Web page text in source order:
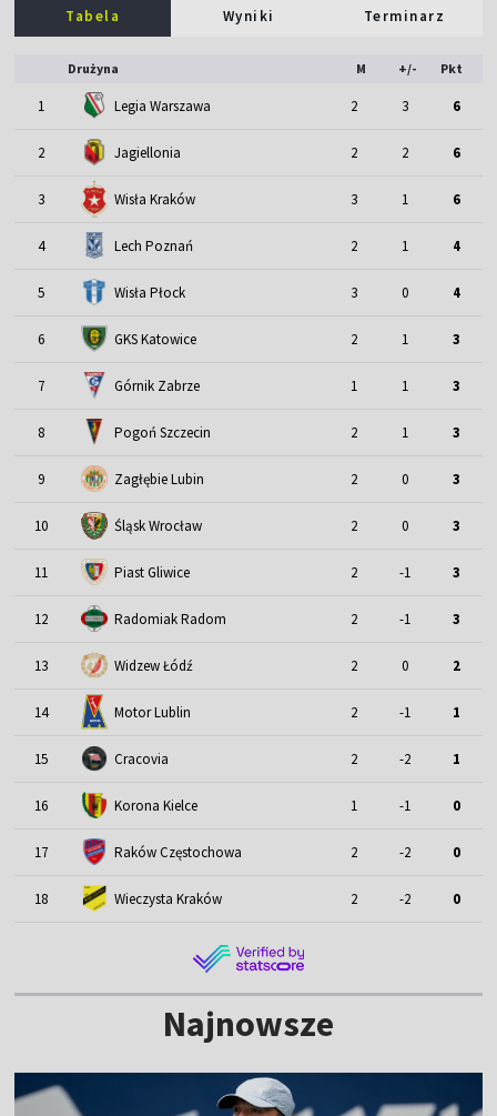
Tabela Wyniki Terminarz
Drużyna M +/- Pkt
1 Legia Warszawa 2 3 6
2 Jagiellonia 2 2 6
3 Wisła Kraków 3 1 6
4 Lech Poznań 2 1 4
5 Wisła Płock 3 0 4
6 GKS Katowice 2 1 3
7 Górnik Zabrze 1 1 3
8 Pogoń Szczecin 2 1 3
9 Zagłębie Lubin 2 0 3
10 Śląsk Wrocław 2 0 3
11 Piast Gliwice 2 -1 3
12 Radomiak Radom 2 -1 3
13 Widzew Łódź 2 0 2
14 Motor Lublin 2 -1 1
15 Cracovia 2 -2 1
16 Korona Kielce 1 -1 0
17 Raków Częstochowa 2 -2 0
18 Wieczysta Kraków 2 -2 0
Najnowsze